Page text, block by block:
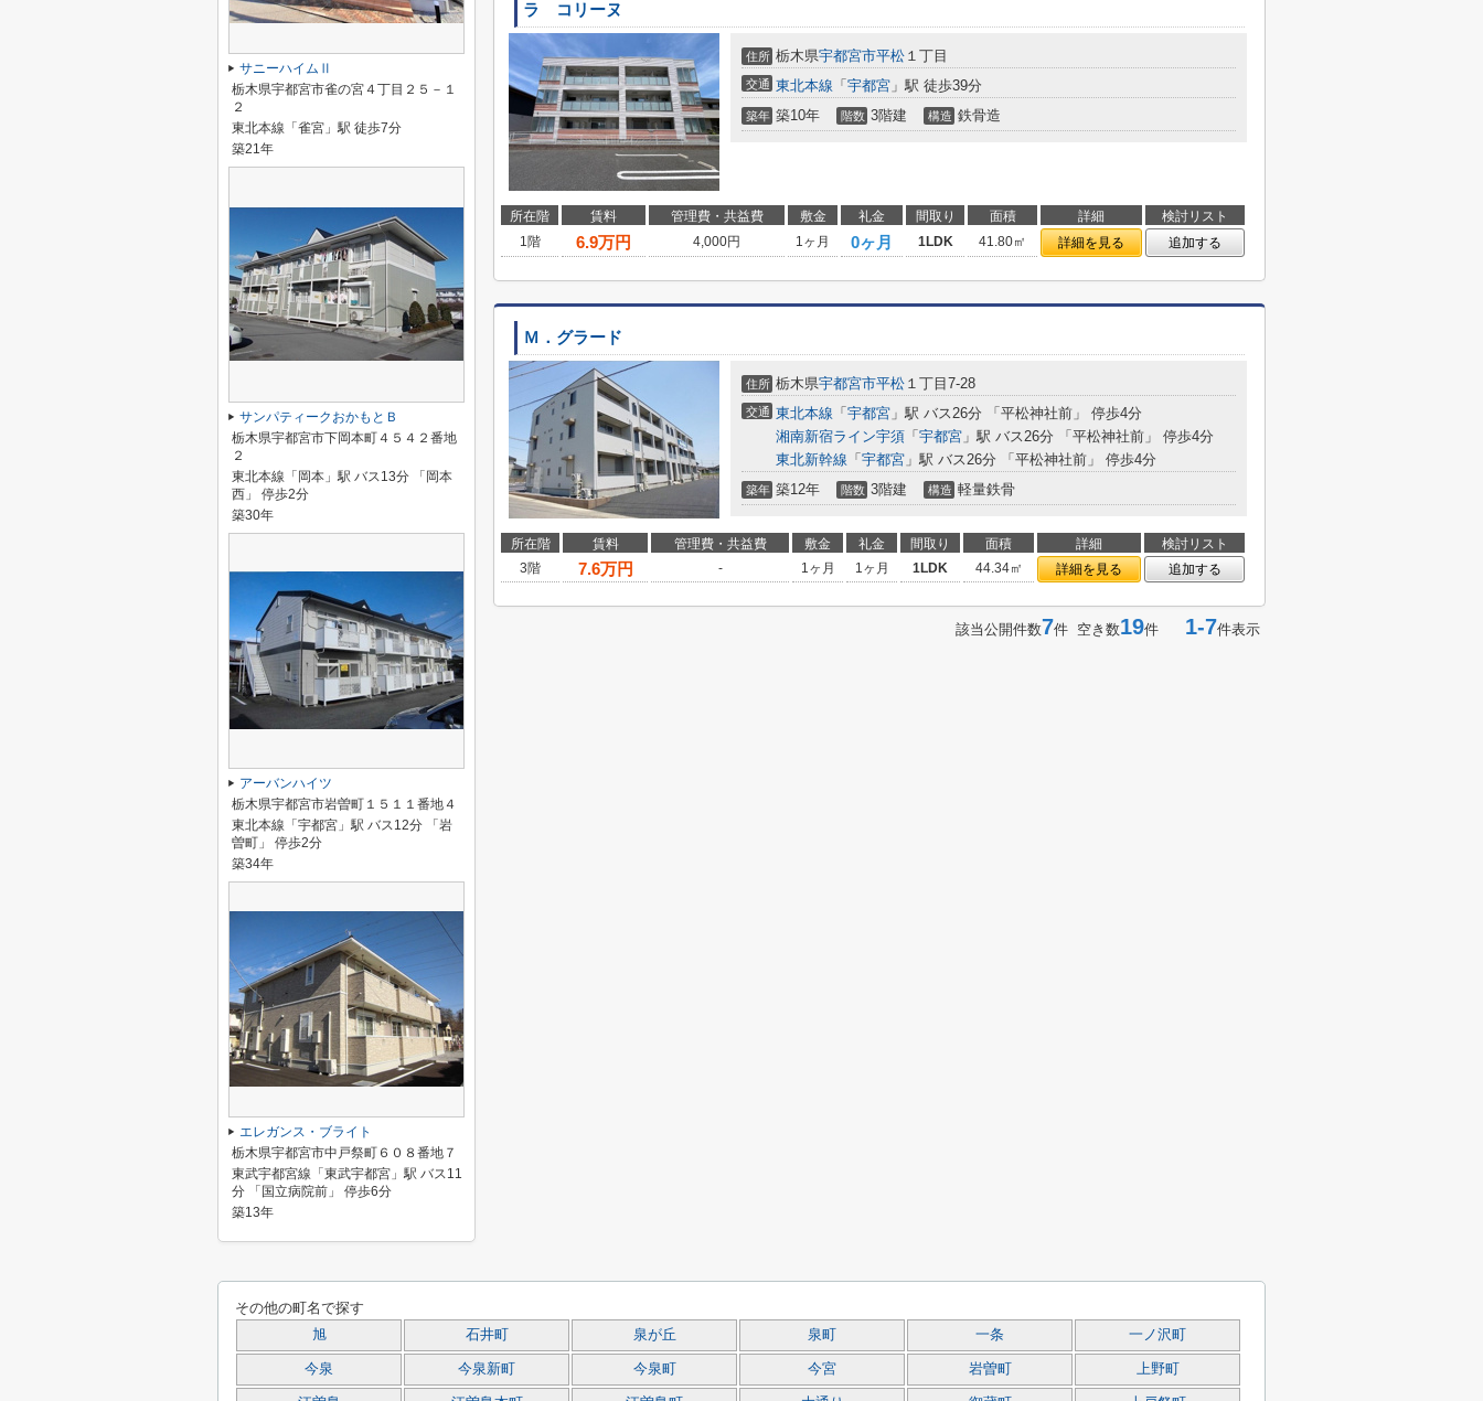
ラ コリーヌ
住所 栃木県宇都宮市平松 １丁目
交通 東北本線 「 宇都宮 」駅 徒歩39分
築年 築10年 階数 3階建 構造 鉄骨造
所在階 賃料 管理費・共益費 敷金 礼金 間取り 面積 詳細
検討リスト
1階
6.9万円 4,000円 1ヶ月 0ヶ月 1LDK 41.80㎡ 詳細を見る 追加する
Ｍ．グラード
住所 栃木県宇都宮市平松 １丁目7-28
交通 東北本線 「 宇都宮 」駅 バス26分 「平松神社前」 停歩4分
湘南新宿ライン宇須 「 宇都宮 」駅 バス26分 「平松神社前」 停歩4分
東北新幹線 「 宇都宮 」駅 バス26分 「平松神社前」 停歩4分
築年 築12年 階数 3階建 構造 軽量鉄骨
所在階 賃料 管理費・共益費 敷金 礼金 間取り 面積 詳細
検討リスト
3階
7.6万円 - 1ヶ月 1ヶ月 1LDK 44.34㎡ 詳細を見る 追加する
該当公開件数7件 空き数19件 1-7件表示
サニーハイムⅡ
栃木県宇都宮市雀の宮４丁目２５－１
２
東北本線「雀宮」駅 徒歩7分
築21年
サンパティークおかもとＢ
栃木県宇都宮市下岡本町４５４２番地
２
東北本線「岡本」駅 バス13分 「岡本
西」 停歩2分
築30年
アーバンハイツ
栃木県宇都宮市岩曽町１５１１番地４
東北本線「宇都宮」駅 バス12分 「岩
曽町」 停歩2分
築34年
エレガンス・ブライト
栃木県宇都宮市中戸祭町６０８番地７
東武宇都宮線「東武宇都宮」駅 バス11
分 「国立病院前」 停歩6分
築13年
その他の町名で探す
旭 石井町 泉が丘 泉町 一条 一ノ沢町
今泉 今泉新町 今泉町 今宮 岩曽町 上野町